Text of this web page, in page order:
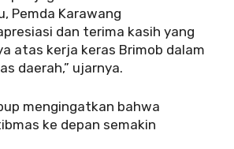
Pemda Karawang
dan terima kasih yang
atas kerja keras Brimob dalam
daerah,” ujarnya.
mengingatkan bahwa
ke depan semakin